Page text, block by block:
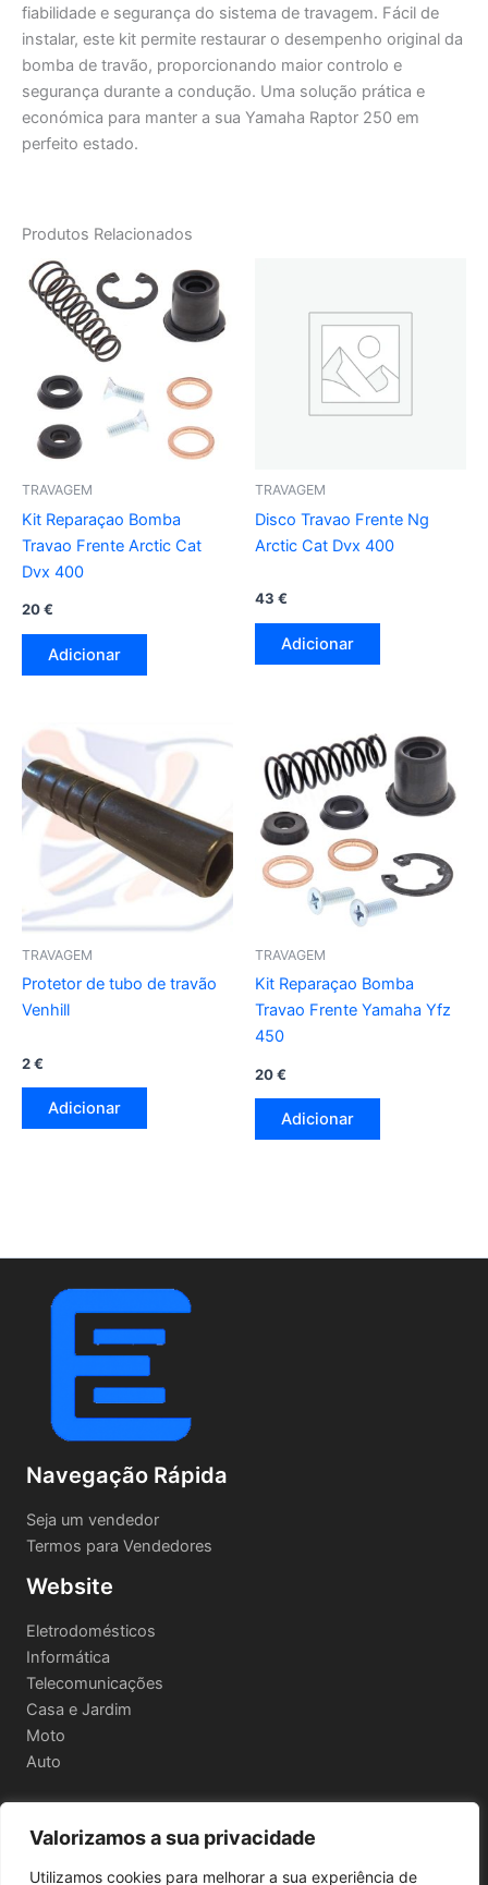
Valorizamos a sua privacidade
Utilizamos cookies para melhorar a sua experiência de
fiabilidade e segurança do sistema de travagem. Fácil de
instalar, este kit permite restaurar o desempenho original da
bomba de travão, proporcionando maior controlo e
segurança durante a condução. Uma solução prática e
económica para manter a sua Yamaha Raptor 250 em
perfeito estado.
Produtos Relacionados
TRAVAGEM
Kit Reparaçao Bomba
Travao Frente Arctic Cat
Dvx 400
20€
Adicionar
TRAVAGEM
Disco Travao Frente Ng
Arctic Cat Dvx 400
43 €
Adicionar
TRAVAGEM
Protetor de tubo de travão
Venhill
2€
Adicionar
TRAVAGEM
Kit Reparaçao Bomba
Travao Frente Yamaha Yfz
450
20€
Adicionar
Navegação Rápida
Seja um vendedor
Termos para Vendedores
Website
Eletrodomésticos
Informática
Telecomunicações
Casa e Jardim
Moto
Auto
Informações Legais